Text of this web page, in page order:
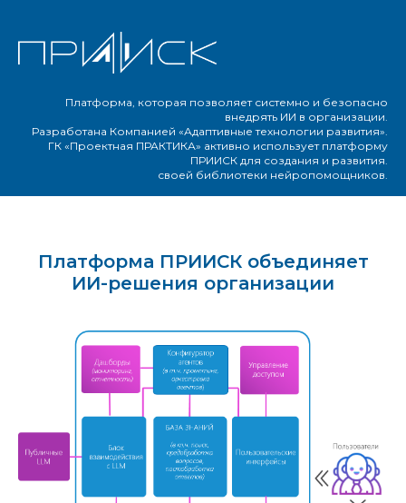
Платформа, которая позволяет системно и безопасно
внедрять ИИ в организации.
Разработана Компанией «Адаптивные технологии развития».
ГК «Проектная ПРАКТИКА» активно использует платформу
ПРИИСК для создания и развития.
своей библиотеки нейропомощников.
Платформа ПРИИСК объединяет
ИИ-решения организации